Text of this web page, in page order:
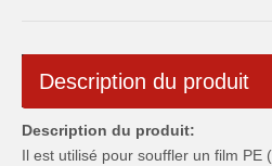
Description du produit
Description du produit:
Il est utilisé pour souffler un film PE